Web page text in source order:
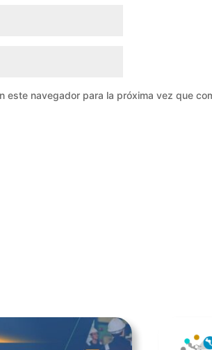
este navegador para la próxima vez que